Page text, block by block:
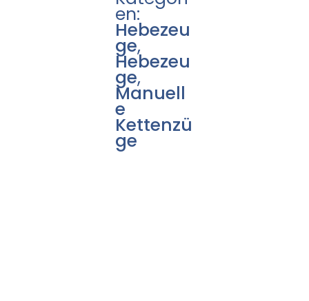
en:
Hebezeu
ge,
Hebezeu
ge,
Manuell
e
Kettenzü
ge